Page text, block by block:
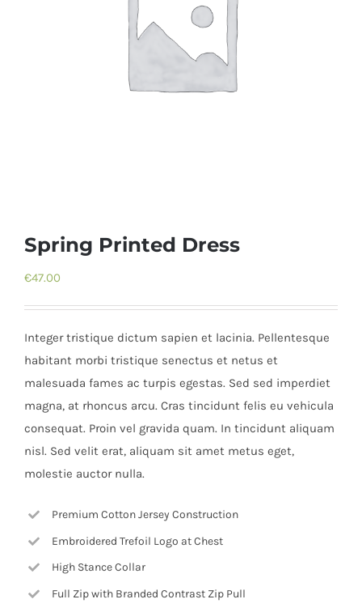
Spring Printed Dress
€47.00
Integer tristique dictum sapien et lacinia. Pellentesque
habitant morbi tristique senectus et netus et
malesuada fames ac turpis egestas. Sed sed imperdiet
magna, at rhoncus arcu. Cras tincidunt felis eu vehicula
consequat. Proin vel gravida quam. In tincidunt aliquam
nisl. Sed velit erat, aliquam sit amet metus eget,
molestie auctor nulla.
Premium Cotton Jersey Construction
Embroidered Trefoil Logo at Chest
High Stance Collar
Full Zip with Branded Contrast Zip Pull